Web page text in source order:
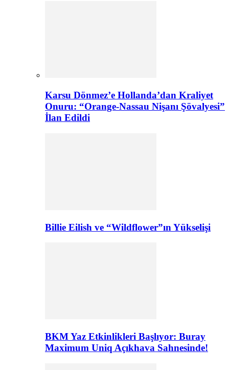
Karsu Dönmez’e Hollanda’dan Kraliyet
Onuru: “Orange-Nassau Nişanı Şövalyesi”
İlan Edildi
Billie Eilish ve “Wildflower”ın Yükselişi
BKM Yaz Etkinlikleri Başlıyor: Buray
Maximum Uniq Açıkhava Sahnesinde!